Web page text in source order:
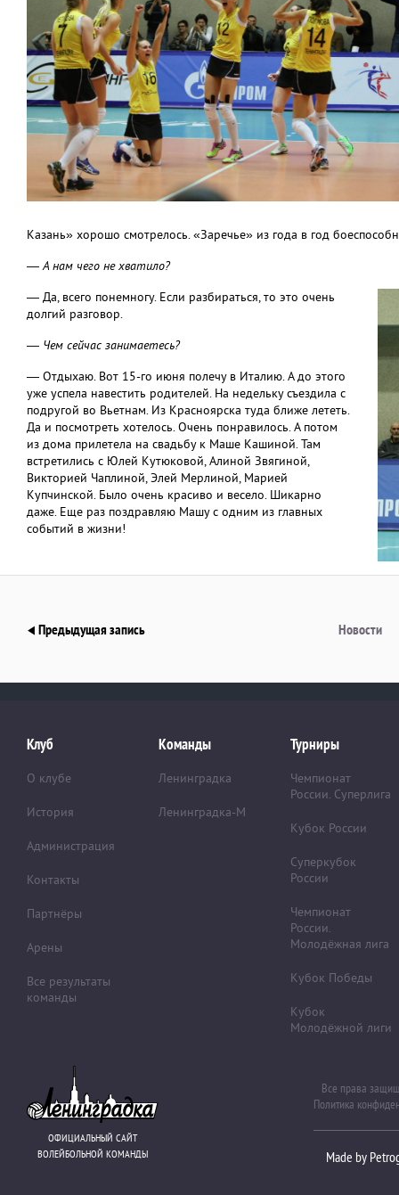
Казань» хорошо смотрелось. «Заречье» из года в год
— А нам чего не хватило?
— Да, всего понемногу. Если разбираться, то это очень
долгий разговор.
— Чем сейчас занимаетесь?
— Отдыхаю. Вот 15-го июня полечу в Италию. А до этого
уже успела навестить родителей. На недельку съездила с
подругой во Вьетнам. Из Красноярска туда ближе лететь.
Да и посмотреть хотелось. Очень понравилось. А потом
из дома прилетела на свадьбу к Маше Кашиной. Там
встретились с Юлей Кутюковой, Алиной Звягиной,
Викторией Чаплиной, Элей Мерлиной, Марией
Купчинской. Было очень красиво и весело. Шикарно
даже. Еще раз поздравляю Машу с одним из главных
событий в жизни!
Предыдущая запись Новости
Клуб
О клубе
История
Администрация
Контакты
Партнёры
Арены
Все результаты
команды
Команды
Ленинградка
Ленинградка-М
Турниры
Чемпионат
России. Суперлига
Кубок России
Суперкубок
России
Чемпионат
России.
Молодёжная лига
Кубок Победы
Кубок
Молодёжной лиги
ОФИЦИАЛЬНЫЙ САЙТ
ВОЛЕЙБОЛЬНОЙ КОМАНДЫ
Все права
Политика
Made by